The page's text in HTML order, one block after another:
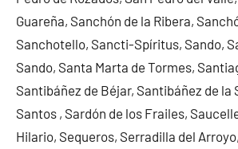
Guareña, Sanchón de la Ribera,
Sanchotello, Sancti-Spíritus, Sando,
Sando, Santa Marta de Tormes,
Santibáñez de Béjar, Santibáñez de la
Santos , Sardón de los Frailes,
Hilario, Sequeros, Serradilla del